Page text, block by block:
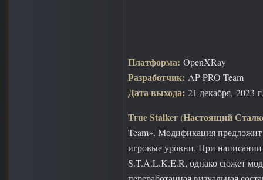
Платформа: OpenXRay
Разработчик: AP-PRO Team
Дата выхода: 21 декабря, 2023
True Stalker (Настоящий
Team». Модификация
игровые уровни. При
S.T.A.L.K.E.R, однако сюжет